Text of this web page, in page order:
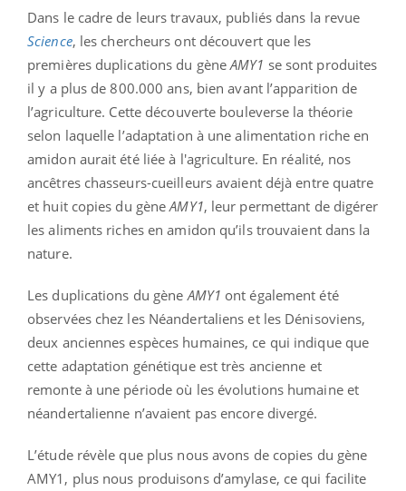
Dans le cadre de leurs travaux, publiés dans la revue
Science, les chercheurs ont découvert que les
premières duplications du gèneAMY1 se sont produites
il y a plus de 800.000 ans, bien avant l’apparition de
l’agriculture. Cette découverte bouleverse la théorie
selon laquelle l’adaptation à une alimentation riche en
amidon aurait été liée à l'agriculture. En réalité, nos
ancêtres chasseurs-cueilleurs avaient déjà entre quatre
et huit copies du gèneAMY1, leur permettant de digérer
les aliments riches en amidon qu’ils trouvaient dans la
nature.
Les duplications du gène AMY1 ont également été
observées chez les Néandertaliens et les Dénisoviens,
deux anciennes espèces humaines, ce qui indique que
cette adaptation génétique est très ancienne et
remonte à une période où les évolutions humaine et
néandertalienne n’avaient pas encore divergé.
L’étude révèle que plus nous avons de copies du gène
AMY1, plus nous produisons d’amylase, ce qui facilite